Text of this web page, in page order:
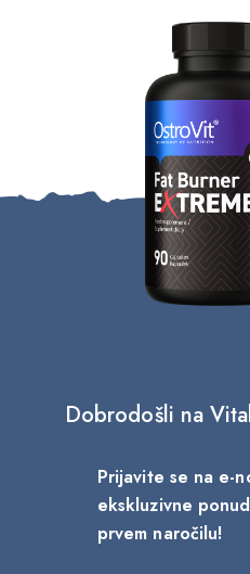
Dobrodošli na
Prijavite se na e-
ekskluzivne
prvem naročilu!